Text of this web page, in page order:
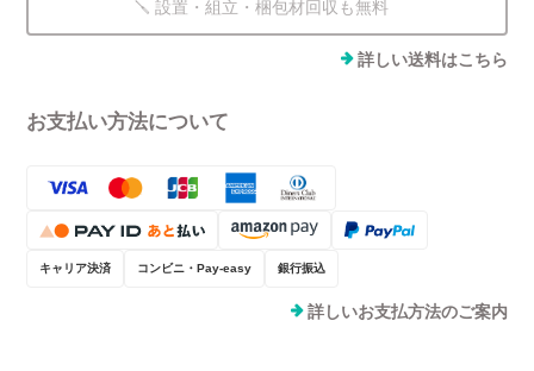
🪛 設置・組立・梱包材回収も無料
詳しい送料はこちら
お支払い方法について
キャリア決済 コンビニ・Pay-easy 銀行振込
詳しいお支払方法のご案内